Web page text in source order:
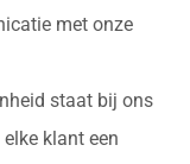
met onze
staat bij ons
klant een